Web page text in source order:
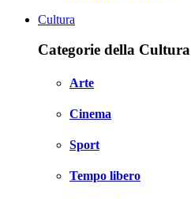
Cultura
Categorie della Cultura
Arte
Cinema
Sport
Tempo libero